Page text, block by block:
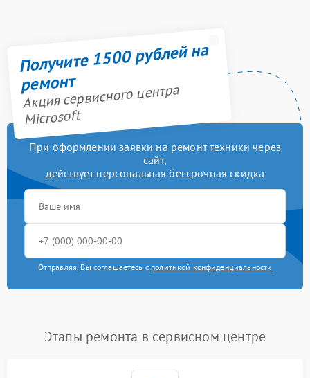
Получите 1500 рублей на
ремонт
Акция сервисного центра
Microsoft
При оформлении заявки на ремонт техники через
сайт,
действует персональная бессрочная скидка
Отправляя, Вы соглашаетесь с политикой конфиденциальности
Этапы ремонта в сервисном центре